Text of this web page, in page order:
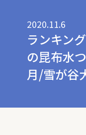
2020.11.6
ランキン
の昆布水
月/雪が谷